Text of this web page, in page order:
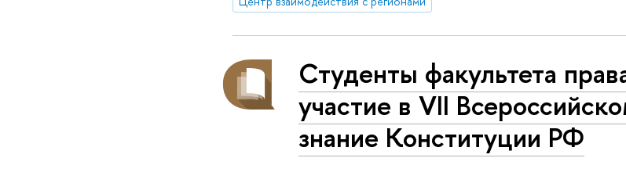
Студенты факультета
участие в VII
знание Конституции РФ